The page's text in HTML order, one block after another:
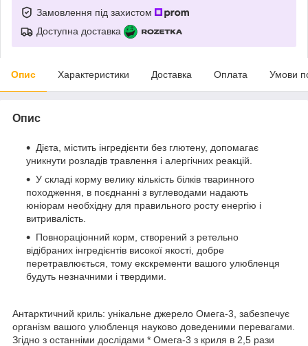
Замовлення під захистом
Доступна доставка
Опис Характеристики Доставка Оплата Умови
Опис
Дієта, містить інгредієнти без глютену, допомагає
уникнути розладів травлення і алергічних реакцій.
У складі корму велику кількість білків тваринного
походження, в поєднанні з вуглеводами надають
юніорам необхідну для правильного росту енергію і
витривалість.
Повнораціонний корм, створений з ретельно
відібраних інгредієнтів високої якості, добре
перетравлюється, тому екскременти вашого улюбленця
будуть незначними і твердими.
Антарктичний криль: унікальне джерело Омега-3, забезпечує
організм вашого улюбленця науково доведеними перевагами.
Згідно з останніми дослідами * Омега-3 з криля в 2,5 рази